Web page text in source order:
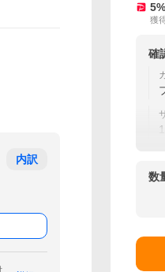
内訳
5
獲
確
数